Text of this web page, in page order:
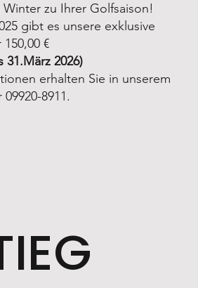
zu Ihrer Golfsaison!
gibt es unsere exklusive
€
31.März 2026)
erhalten Sie in unserem
8911.